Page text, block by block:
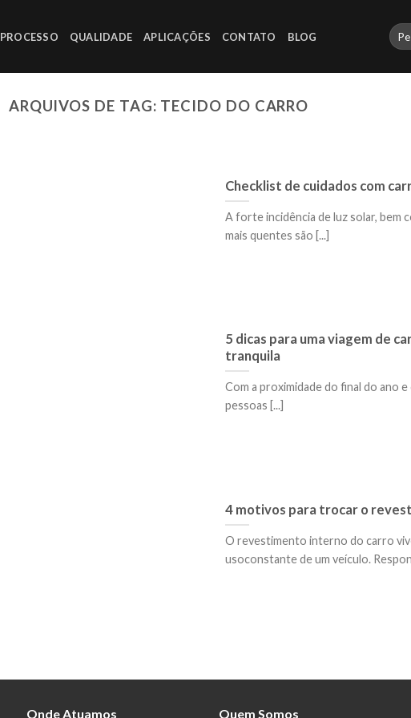
PROCESSO QUALIDADE APLICAÇÕES CONTATO BLOG
ARQUIVOS DE TAG: TECIDO DO CARRO
Checklist de cuidados com
A forte incidência de luz solar, bem
mais quentes são [...]
5 dicas para uma viagem de
tranquila
Com a proximidade do final do ano
pessoas [...]
4 motivos para trocar o
O revestimento interno do carro
usoconstante de um veículo.
Onde Atuamos Quem Somos